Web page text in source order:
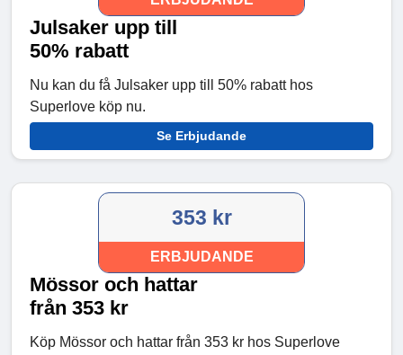
Julsaker upp till
50% rabatt
Nu kan du få Julsaker upp till 50% rabatt hos
Superlove köp nu.
Se Erbjudande
353 kr
ERBJUDANDE
Mössor och hattar
från 353 kr
Köp Mössor och hattar från 353 kr hos Superlove